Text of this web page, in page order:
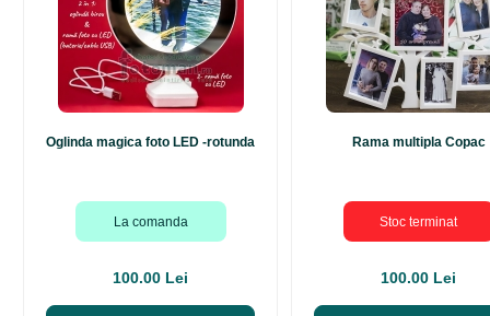
Oglinda magica foto LED -rotunda
La comanda
100.00 Lei
Rama multipla Copac
Stoc terminat
100.00 Lei